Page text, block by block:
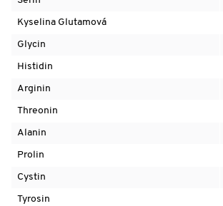
Kyselina Glutamová
Glycin
Histidin
Arginin
Threonin
Alanin
Prolin
Cystin
Tyrosin